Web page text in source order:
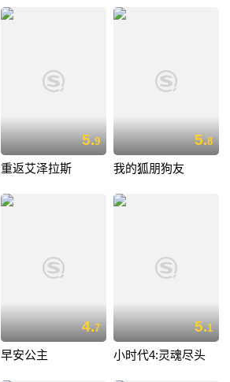
5.9
重返艾泽拉斯
5.8
我的狐朋狗友
4.7
早安公主
5.1
小时代4:灵魂尽头